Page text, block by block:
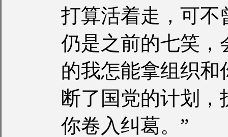
打算活着走，可不
仍是之前的七笑，
的我怎能拿组织
断了国党的计划
你卷入纠葛。”